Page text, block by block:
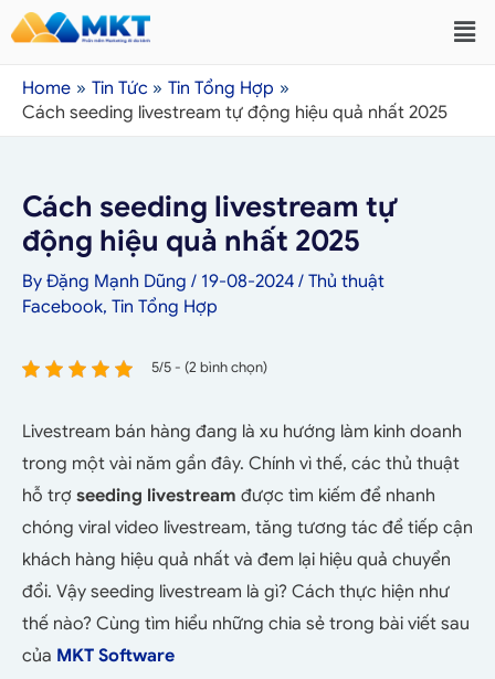
Home Tin Tức
Tin Tổng Hợp
Cách seeding livestream tự động hiệu quả nhất 2025
Cách seeding livestream tự
động hiệu quả nhất 2025
By Đặng Mạnh Dũng / 19-08-2024 / Thủ thuật
Facebook, Tin Tổng Hợp
5/5 - (2 bình chọn)
Livestream bán hàng đang là xu hướng làm kinh doanh
trong một vài năm gần đây. Chính vì thế, các thủ thuật
hỗ trợ seeding livestream được tìm kiếm để nhanh
chóng viral video livestream, tăng tương tác để tiếp cận
khách hàng hiệu quả nhất và đem lại hiệu quả chuyển
đổi. Vậy seeding livestream là gì? Cách thực hiện như
thế nào? Cùng tìm hiểu những chia sẻ trong bài viết sau
của MKT Software